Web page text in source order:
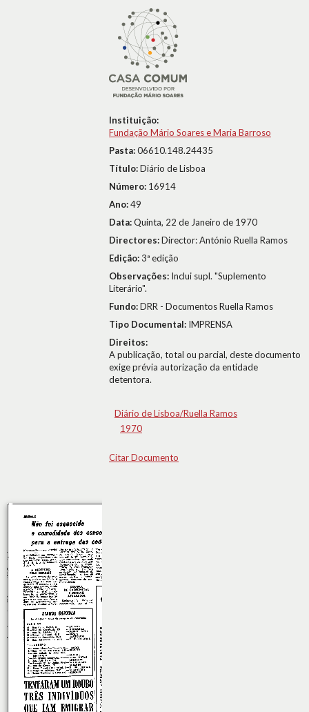
Instituição:
Fundação Mário Soares e Maria Barroso
Pasta:06610.148.24435
Título:Diário de Lisboa
Número: 16914
Ano:49
Data:Quinta, 22 de Janeiro de 1970
Directores:Director: António Ruella Ramos
Edição:3ª edição
Observações: Inclui supl. "Suplemento
Literário".
Fundo:DRR - Documentos Ruella Ramos
Tipo Documental: IMPRENSA
Direitos:
A publicação, total ou parcial, deste documento
exige prévia autorização da entidade
detentora.
Diário de Lisboa/Ruella Ramos
1970
Citar Documento